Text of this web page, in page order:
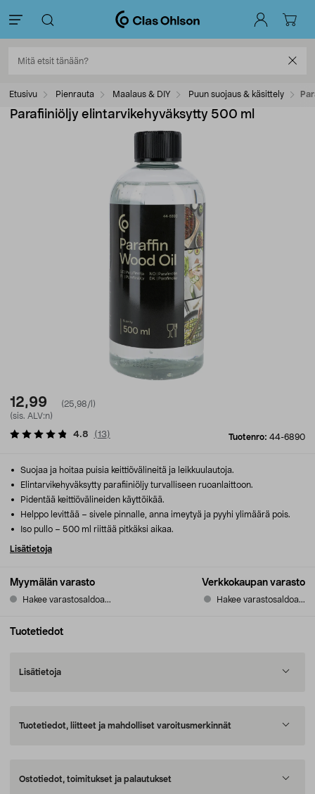
Etusivu Pienrauta Maalaus & DIY Puun suojaus & käsittely
Parafiiniöljy elintarvikehyväksytty 500 ml
12,99
(25,98/l)
(sis. ALV:n)
Tuotenro: 44-6890
4.8 (13)
Myymälän varasto
Hakee varastosaldoa...
Verkkokaupan varasto
Hakee varastosaldoa...
Suojaa ja hoitaa puisia keittiövälineitä ja leikkuulautoja.
Elintarvikehyväksytty parafiiniöljy turvalliseen ruoanlaittoon.
Pidentää keittiövälineiden käyttöikää.
Helppo levittää – sivele pinnalle, anna imeytyä ja pyyhi ylimäärä pois.
Iso pullo – 500 ml riittää pitkäksi aikaa.
Lisätietoja
Tuotetiedot
Lisätietoja
Tuotetiedot, liitteet ja mahdolliset varoitusmerkinnät
Ostotiedot, toimitukset ja palautukset